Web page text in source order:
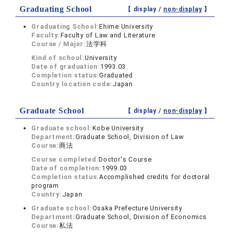
Graduating School 【 display / non-display】
Graduating School:Ehime University
Faculty:Faculty of Law and Literature
Course / Major:法学科
Kind of school:University
Date of graduation: 1993.03
Completion status:Graduated
Country location code: Japan
Graduate School 【 display / non-display】
Graduate school:Kobe University
Department:Graduate School, Division of Law
Course:商法
Course completed:Doctor's Course
Date of completion: 1999.03
Completion status:Accomplished credits for doctoral
program
Country: Japan
Graduate school:Osaka Prefecture University
Department:Graduate School, Division of Economics
Course:私法